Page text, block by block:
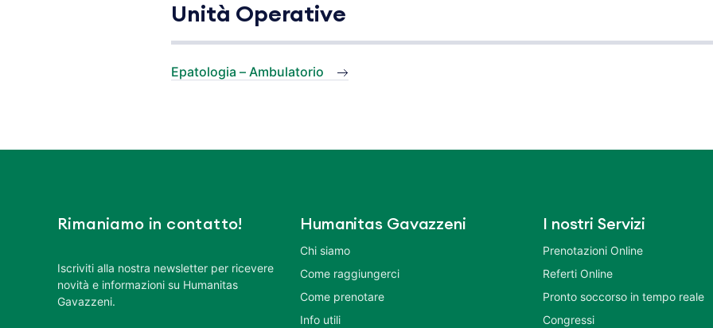
Unità Operative
Epatologia – Ambulatorio
Rimaniamo in contatto!
Iscriviti alla nostra newsletter per ricevere
novità e informazioni su Humanitas
Gavazzeni.
Humanitas Gavazzeni
Chi siamo
Come raggiungerci
Come prenotare
Info utili
I nostri Servizi
Prenotazioni Online
Referti Online
Pronto soccorso in tempo reale
Congressi